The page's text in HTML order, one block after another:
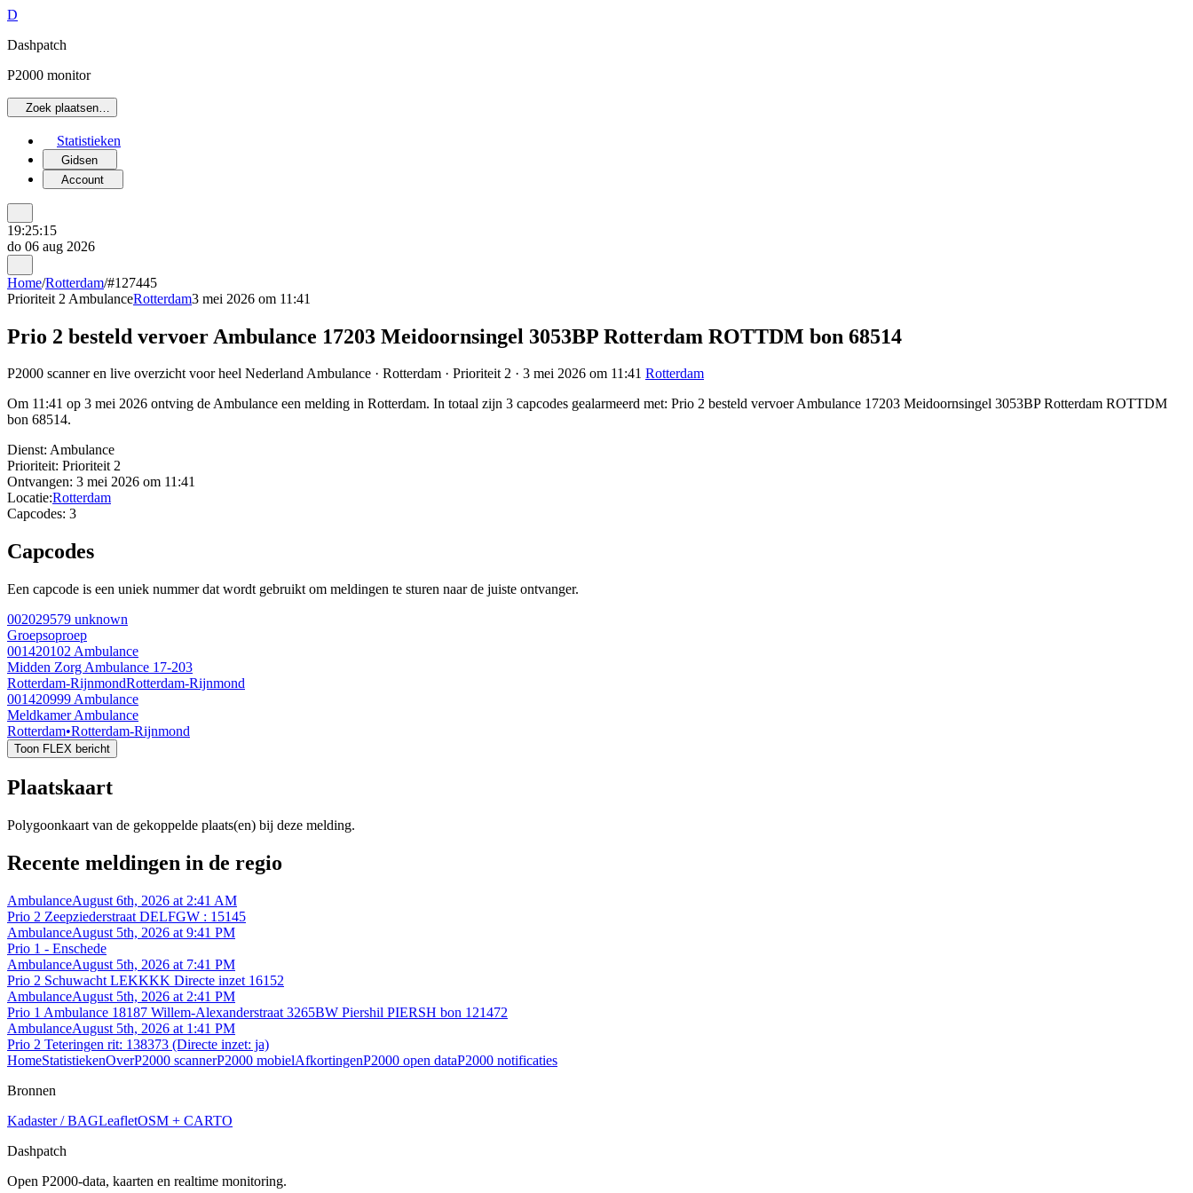
D
Dashpatch
P2000 monitor
Zoek plaatsen…
Statistieken
Gidsen
Account
19:25:15
do 06 aug 2026
Home/Rotterdam/#127445
Prioriteit 2 AmbulanceRotterdam3 mei 2026 om 11:41
Prio 2 besteld vervoer Ambulance 17203 Meidoornsingel 3053BP Rotterdam ROTTDM bon 68514
P2000 scanner en live overzicht voor heel Nederland Ambulance · Rotterdam · Prioriteit 2 · 3 mei 2026 om 11:41 Rotterdam
Om 11:41 op 3 mei 2026 ontving de Ambulance een melding in Rotterdam. In totaal zijn 3 capcodes gealarmeerd met: Prio 2 besteld vervoer Ambulance 17203 Meidoornsingel 3053BP Rotterdam ROTTDM
bon 68514.
Dienst: Ambulance
Prioriteit: Prioriteit 2
Ontvangen: 3 mei 2026 om 11:41
Locatie:Rotterdam
Capcodes: 3
Capcodes
Een capcode is een uniek nummer dat wordt gebruikt om meldingen te sturen naar de juiste ontvanger.
002029579 unknown
Groepsoproep
001420102 Ambulance
Midden Zorg Ambulance 17-203
Rotterdam-RijnmondRotterdam-Rijnmond
001420999 Ambulance
Meldkamer Ambulance
Rotterdam•Rotterdam-Rijnmond
Toon FLEX bericht
Plaatskaart
Polygoonkaart van de gekoppelde plaats(en) bij deze melding.
Recente meldingen in de regio
AmbulanceAugust 6th, 2026 at 2:41 AM
Prio 2 Zeepziederstraat DELFGW : 15145
AmbulanceAugust 5th, 2026 at 9:41 PM
Prio 1 - Enschede
AmbulanceAugust 5th, 2026 at 7:41 PM
Prio 2 Schuwacht LEKKKK Directe inzet 16152
AmbulanceAugust 5th, 2026 at 2:41 PM
Prio 1 Ambulance 18187 Willem-Alexanderstraat 3265BW Piershil PIERSH bon 121472
AmbulanceAugust 5th, 2026 at 1:41 PM
Prio 2 Teteringen rit: 138373 (Directe inzet: ja)
HomeStatistiekenOverP2000 scannerP2000 mobielAfkortingenP2000 open dataP2000 notificaties
Bronnen
Kadaster / BAGLeafletOSM + CARTO
Dashpatch
Open P2000-data, kaarten en realtime monitoring.